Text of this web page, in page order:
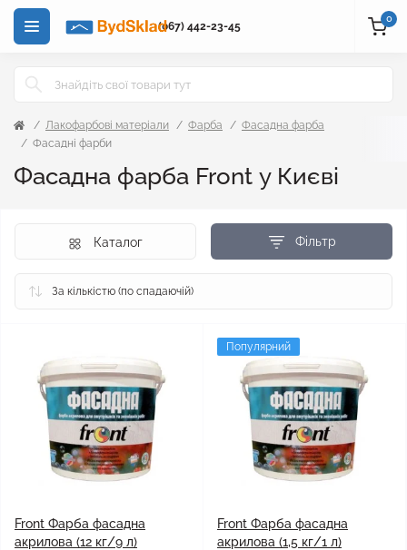
(067) 442-23-45
0
Лакофарбові матеріали Фарба
Фасадна фарба
Фасадні фарби
Фасадна фарба Front у Києві
Фільтр
Каталог
Front Фарба фасадна
акрилова (12 кг/9 л)
Популярний
Front Фарба фасадна
акрилова (1,5 кг/1 л)